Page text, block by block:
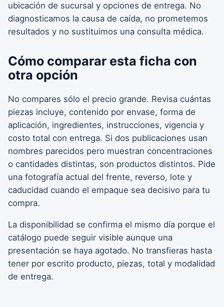
ubicación de sucursal y opciones de entrega. No
diagnosticamos la causa de caída, no prometemos
resultados y no sustituimos una consulta médica.
Cómo comparar esta ficha con
otra opción
No compares sólo el precio grande. Revisa cuántas
piezas incluye, contenido por envase, forma de
aplicación, ingredientes, instrucciones, vigencia y
costo total con entrega. Si dos publicaciones usan
nombres parecidos pero muestran concentraciones
o cantidades distintas, son productos distintos. Pide
una fotografía actual del frente, reverso, lote y
caducidad cuando el empaque sea decisivo para tu
compra.
La disponibilidad se confirma el mismo día porque el
catálogo puede seguir visible aunque una
presentación se haya agotado. No transfieras hasta
tener por escrito producto, piezas, total y modalidad
de entrega.